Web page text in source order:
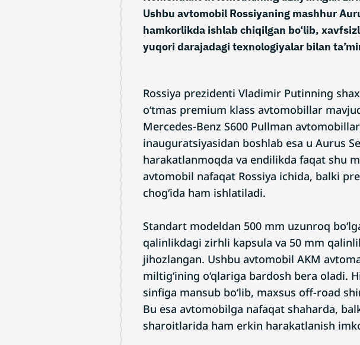
Ushbu avtomobil Rossiyaning mashhur
hamkorlikda ishlab chiqilgan bo‘lib,
yuqori darajadagi texnologiyalar bilan
Rossiya prezidenti Vladimir Putinning
o‘tmas premium klass avtomobillar
Mercedes-Benz S600 Pullman
inauguratsiyasidan boshlab esa u Aurus
harakatlanmoqda va endilikda faqat shu
avtomobil nafaqat Rossiya ichida, balki
chog‘ida ham ishlatiladi.
Standart modeldan 500 mm uzunroq
qalinlikdagi zirhli kapsula va 50 mm
jihozlangan. Ushbu avtomobil AKM
miltig‘ining o‘qlariga bardosh bera oladi.
sinfiga mansub bo‘lib, maxsus off-road
Bu esa avtomobilga nafaqat shaharda,
sharoitlarida ham erkin harakatlanish